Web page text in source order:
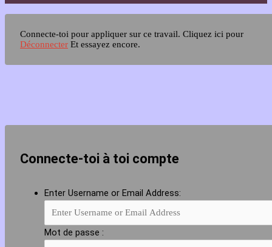
Connecte-toi pour appliquer sur ce travail. Cliquez ici pour
Déconnecter Et essayez encore.
Connecte-toi à toi compte
Enter Username or Email Address:
Mot de passe :